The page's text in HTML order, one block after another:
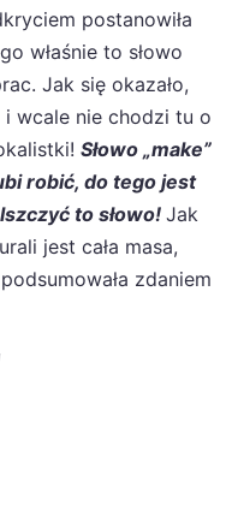
postanowiła
właśnie to słowo
Jak się okazało,
wcale nie chodzi tu o
Słowo „make”
robić, do tego jest
to słowo! Jak
jest cała masa,
zdaniem